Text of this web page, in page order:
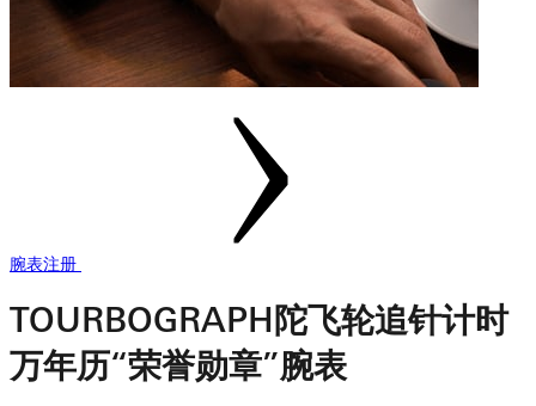
腕表注册
TOURBOGRAPH陀飞轮追针计时
万年历“荣誉勋章”腕表